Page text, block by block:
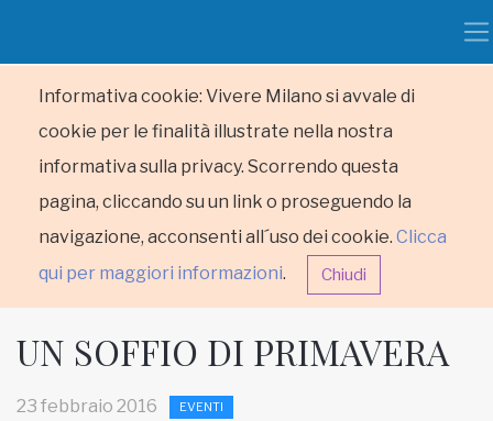
Informativa cookie: Vivere Milano si avvale di
cookie per le finalità illustrate nella nostra
informativa sulla privacy. Scorrendo questa
pagina, cliccando su un link o proseguendo la
navigazione, acconsenti all´uso dei cookie. Clicca
qui per maggiori informazioni. Chiudi
UN SOFFIO DI PRIMAVERA
23 febbraio 2016 EVENTI